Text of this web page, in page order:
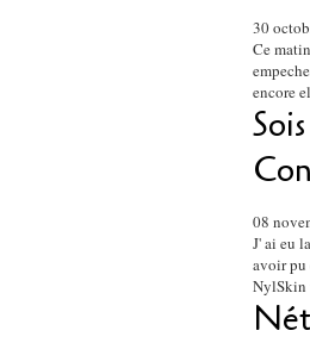
30
Ce
encore
08
J' ai eu
avoir pu
NylSkin